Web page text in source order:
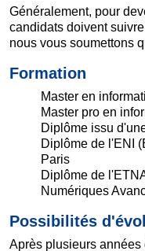
Généralement, pour
candidats doivent
nous vous soumettons
Formation
Master en
Master pro en
Diplôme issu
Diplôme de l'ENI
Paris
Diplôme de
Numériques
Possibilités
Après plusieurs